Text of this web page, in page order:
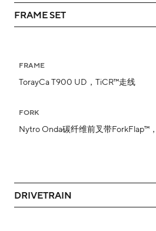
FRAME SET
FRAME
TorayCa T900 UD，TiCR™走线
FORK
Nytro Onda碳纤维前叉带ForkFlap™
DRIVETRAIN